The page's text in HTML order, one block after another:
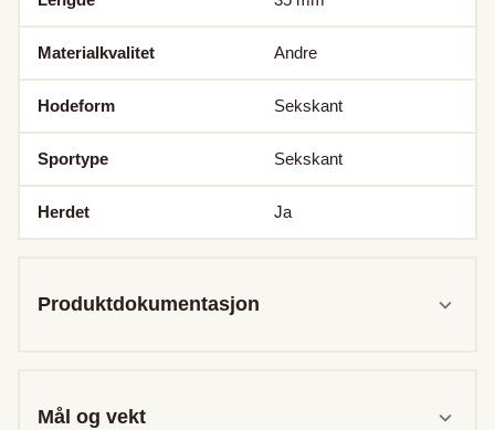
Materialkvalitet Andre
Hodeform Sekskant
Sportype Sekskant
Herdet Ja
Produktdokumentasjon
Mål og vekt